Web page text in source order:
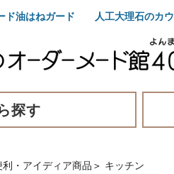
ド油はねガード 人工大理石のカ
探す
利・アイディア商品 ＞ キッチン